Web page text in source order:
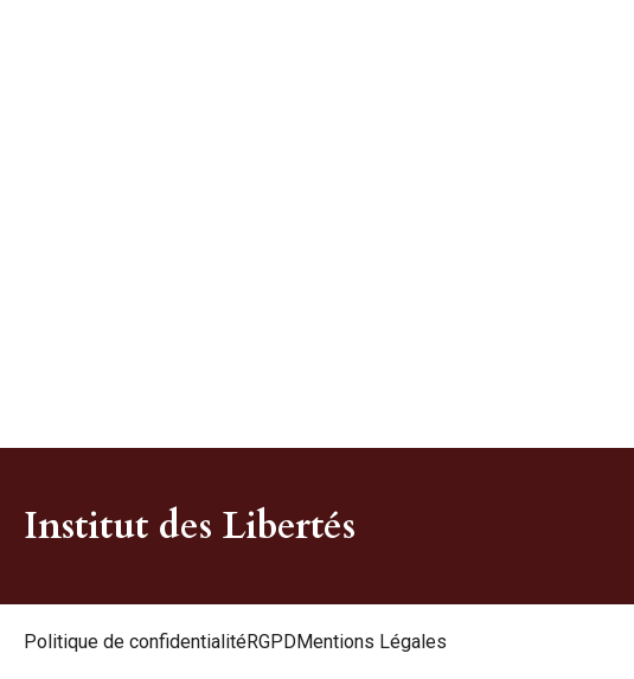
Institut des Libertés
Politique de confidentialitéRGPDMentions Légales